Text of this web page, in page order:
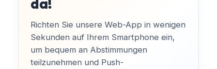
Richten Sie unsere Web-App in wenigen
Sekunden auf Ihrem Smartphone ein,
um bequem an Abstimmungen
teilzunehmen und Push-